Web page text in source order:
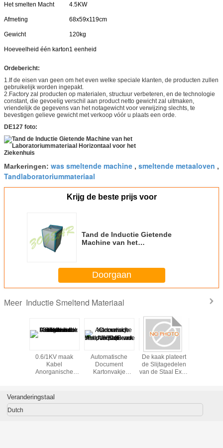
Het smelten Macht 4.5KW
Afmeting 68x59x119cm
Gewicht 120kg
Hoeveelheid één karton1 eenheid
Ordebericht:
1.If de eisen van geen om het even welke speciale klanten, de producten zullen
gebruikelijk worden ingepakt.
2.Factory zal producten op materialen, structuur verbeteren, en de technologie
constant, die gevoelig verschil aan product netto gewicht zal uitmaken,
vriendelijk de gegevens van het notagewicht voor verwijzing slechts, te
bevestigen gelieve gewicht met verkoop vóór u plaats een orde.
DE127 foto:
Markeringen: was smeltende machine , smeltende metaaloven ,
Tandlaboratoriummateriaal
Krijg de beste prijs voor
Tand de Inductie Gietende
Machine van het
Doorgaan
Meer Inductie Smeltend Materiaal
0.6/1KV maak
Kabel
Anorganische
Metaalschede
vuurvast
Automatische
Document
Kartonvakje
Aseptische Drank
De kaak plateert
de Slijtagedelen
van de Staal Extra
DF011
Veranderingstaal
Dutch